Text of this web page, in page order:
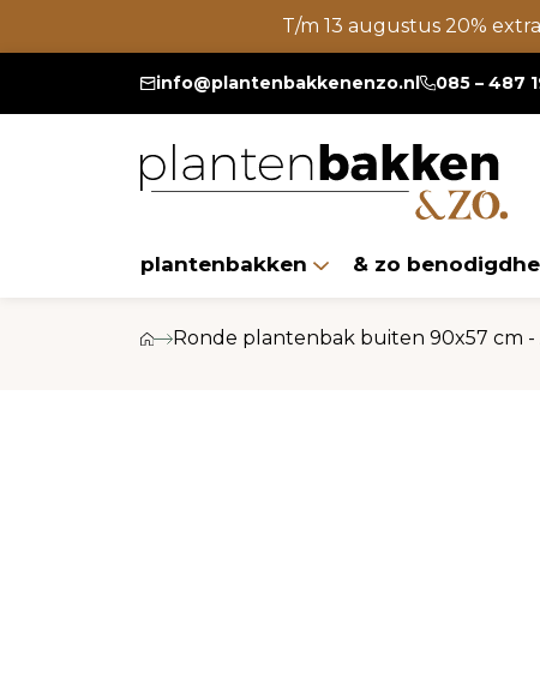
T/m 13 augustus 20%
info@plantenbakkenenzo.nl 085 – 487
plantenbakken & zo
Ronde plantenbak buiten 90x57 cm